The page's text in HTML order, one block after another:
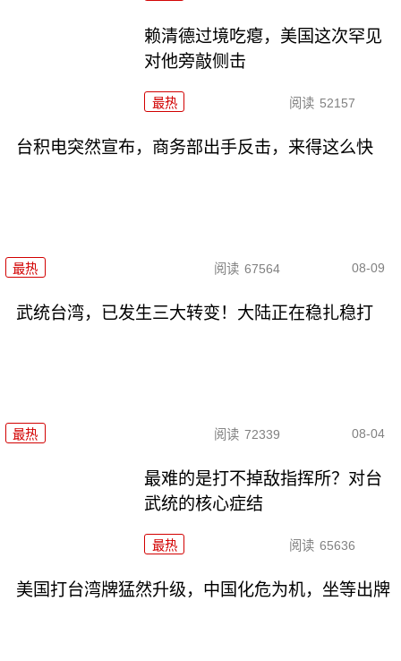
赖清德过境吃瘪，美国这次罕见
对他旁敲侧击
最热 阅读 52157
台积电突然宣布，商务部出手反击，来得这么快
最热 阅读 67564 08-09
武统台湾，已发生三大转变！大陆正在稳扎稳打
最热 阅读 72339 08-04
最难的是打不掉敌指挥所？对台
武统的核心症结
最热 阅读 65636
美国打台湾牌猛然升级，中国化危为机，坐等出牌